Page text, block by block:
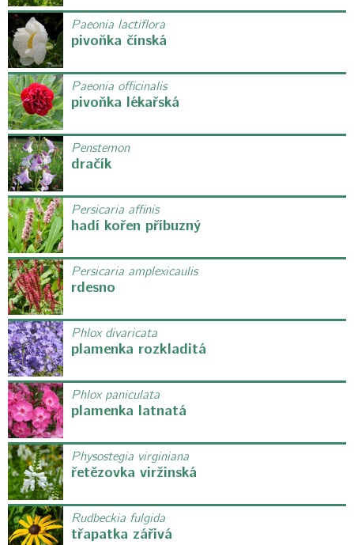
Paeonia lactiflora
pivoňka čínská
Paeonia officinalis
pivoňka lékařská
Penstemon
dračík
Persicaria affinis
hadí kořen příbuzný
Persicaria amplexicaulis
rdesno
Phlox divaricata
plamenka rozkladitá
Phlox paniculata
plamenka latnatá
Physostegia virginiana
řetězovka viržinská
Rudbeckia fulgida
třapatka zářivá